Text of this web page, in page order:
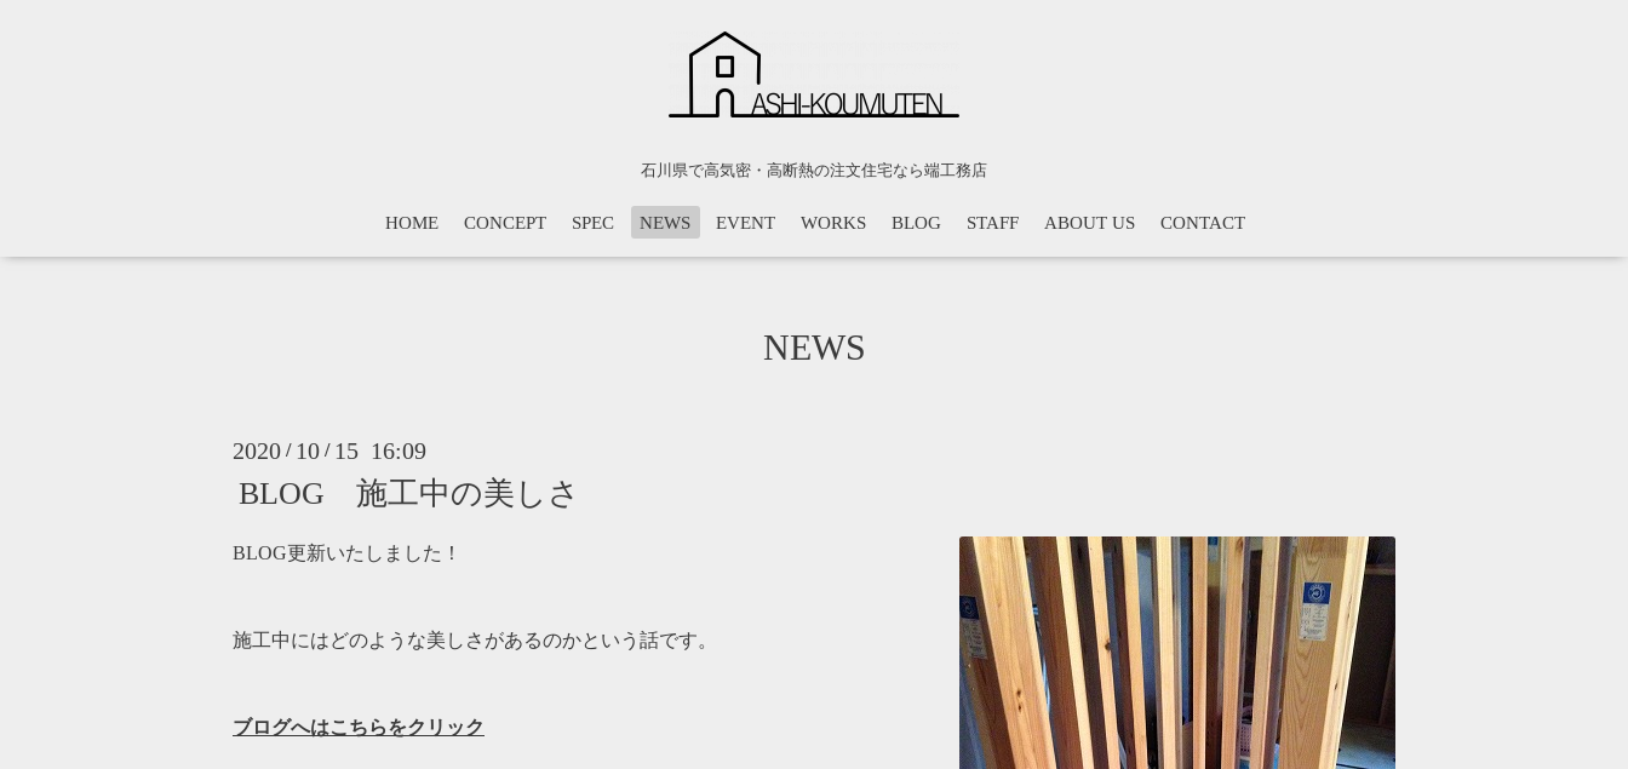
石川県で高気密・高断熱の注文住宅なら端工務店
HOME CONCEPT SPEC NEWS EVENT WORKS BLOG STAFF ABOUT US CONTACT
NEWS
2020 / 10 / 15 16:09
BLOG 施工中の美しさ
BLOG更新いたしました！
施工中にはどのような美しさがあるのかという話です。
ブログへはこちらをクリック